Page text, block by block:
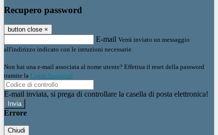
Recupero password
button close ×
E-mail Verrà inviato un messaggio
all'indirizzo indicato con le istruzioni necessarie.
Non hai una e-mail associata al nome utente? Effettua il reset della password
tramite la Login Spaggiari
E-mail inviata, si prega di controllare la casella di posta elettronica!
Errore
Chiudi